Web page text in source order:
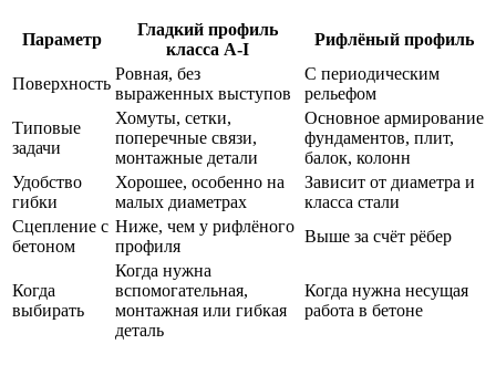
Параметр
Гладкий профиль
класса А-I
Рифлёный профиль
Поверхность
Ровная, без
выраженных выступов
С периодическим
рельефом
Типовые
задачи
Хомуты, сетки,
поперечные связи,
монтажные детали
Основное армирование
фундаментов, плит,
балок, колонн
Удобство
гибки
Хорошее, особенно на
малых диаметрах
Зависит от диаметра и
класса стали
Сцепление с
бетоном
Ниже, чем у рифлёного
профиля
Выше за счёт рёбер
Когда
выбирать
Когда нужна
вспомогательная,
монтажная или гибкая
деталь
Когда нужна несущая
работа в бетоне